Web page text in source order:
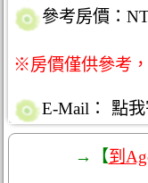
參考房價：
※房價僅供參考
E-Mail： 點
→【到